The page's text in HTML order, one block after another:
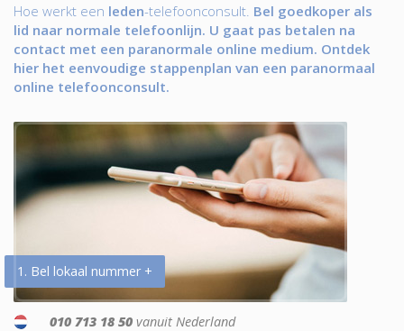
Hoe werkt een leden-telefoonconsult. Bel goedkoper als
lid naar normale telefoonlijn. U gaat pas betalen na
contact met een paranormale online medium. Ontdek
hier het eenvoudige stappenplan van een paranormaal
online telefoonconsult.
1. Bel lokaal nummer +
010 713 18 50 vanuit Nederland